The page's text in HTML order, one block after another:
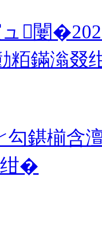
闄
粨鏋滃叕
勾鍖椾含
绀�